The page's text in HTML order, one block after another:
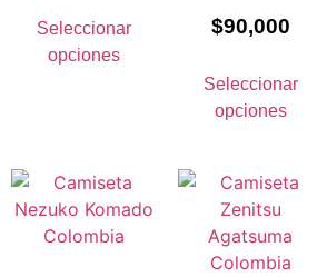
Seleccionar
opciones
$90,000
Seleccionar
opciones